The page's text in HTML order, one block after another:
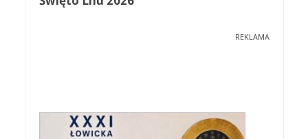
REKLAMA